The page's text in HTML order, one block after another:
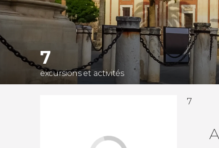
7
excursions et activités
7